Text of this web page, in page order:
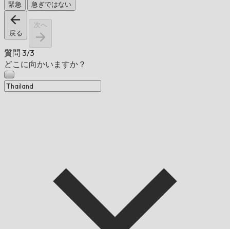
緊急 急ぎではない
戻る
次へ
質問 3/3
どこに向かいますか？